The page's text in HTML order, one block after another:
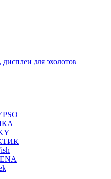
для эхолотов